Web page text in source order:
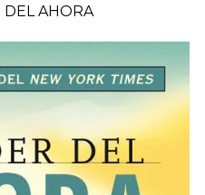
DEL AHORA